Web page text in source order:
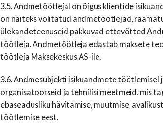
3.5. Andmetöötlejal on õigus klientide
on näiteks volitatud andmetöötlejad,
ülekandeteenuseid pakkuvad ettevõtted
töötleja. Andmetöötleja edastab maksete
töötleja Maksekeskus AS-ile.
3.6. Andmesubjekti isikuandmete
organisatoorseid ja tehnilisi meetmeid, mis
ebaseadusliku hävitamise, muutmise,
töötlemise eest.